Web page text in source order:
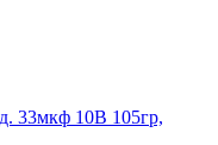
33мкф 10В 105гр,